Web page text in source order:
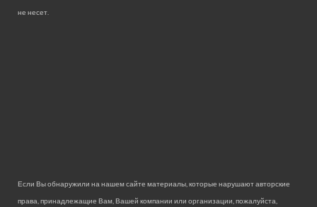
не несет.
Если Вы обнаружили на нашем сайте материалы, которые нарушают авторские
права, принадлежащие Вам, Вашей компании или организации, пожалуйста,